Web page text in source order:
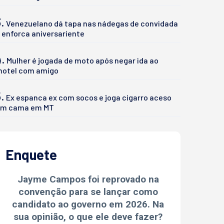
Venezuelano dá tapa nas nádegas de convidada
enforca aniversariente
Mulher é jogada de moto após negar ida ao
com amigo
Ex espanca ex com socos e joga cigarro aceso
cama em MT
Enquete
Jayme Campos foi reprovado na
convenção para se lançar como
candidato ao governo em 2026. Na
sua opinião, o que ele deve fazer?